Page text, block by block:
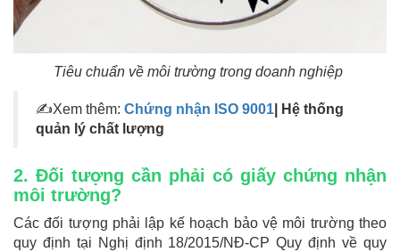
Tiêu chuẩn về môi trường trong doanh nghiệp
✍Xem thêm: Chứng nhận ISO 9001 | Hệ thống
quản lý chất lượng
2. Đối tượng cần phải có giấy chứng nhận
môi trường?
Các đối tượng phải lập kế hoạch bảo vệ môi trường theo
quy định tại Nghị định 18/2015/NĐ-CP Quy định về quy